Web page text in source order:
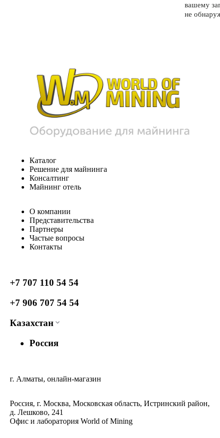
вашему
не
Каталог
Решение для майнинга
Консалтинг
Майнинг отель
О компании
Представительства
Партнеры
Частые вопросы
Контакты
+7 707 110 54 54
+7 906 707 54 54
Казахстан
Россия
г. Алматы, онлайн-магазин
Россия, г. Москва, Московская область, Истринский район,
д. Лешково, 241
Офис и лаборатория World of Mining